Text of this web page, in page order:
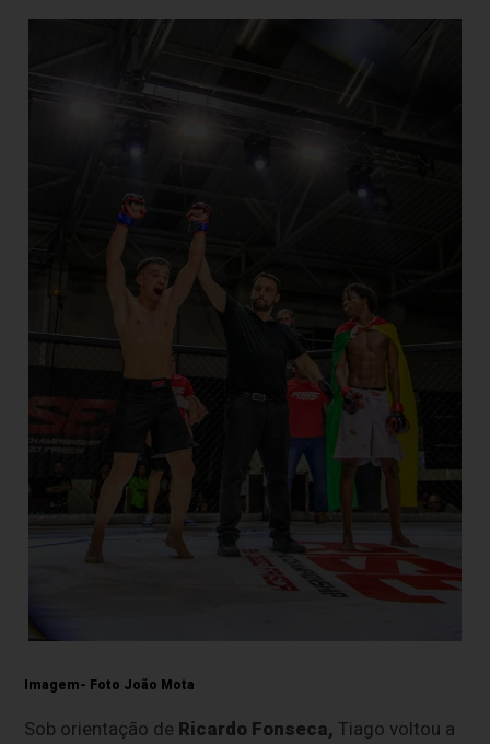
Imagem- Foto João Mota
Sob orientação de Ricardo Fonseca, Tiago voltou a